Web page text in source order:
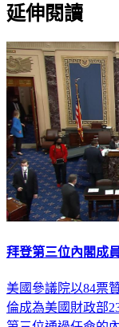
延伸閱讀
拜登第三位內閣成
美國參議院以84票
倫成為美國財政部